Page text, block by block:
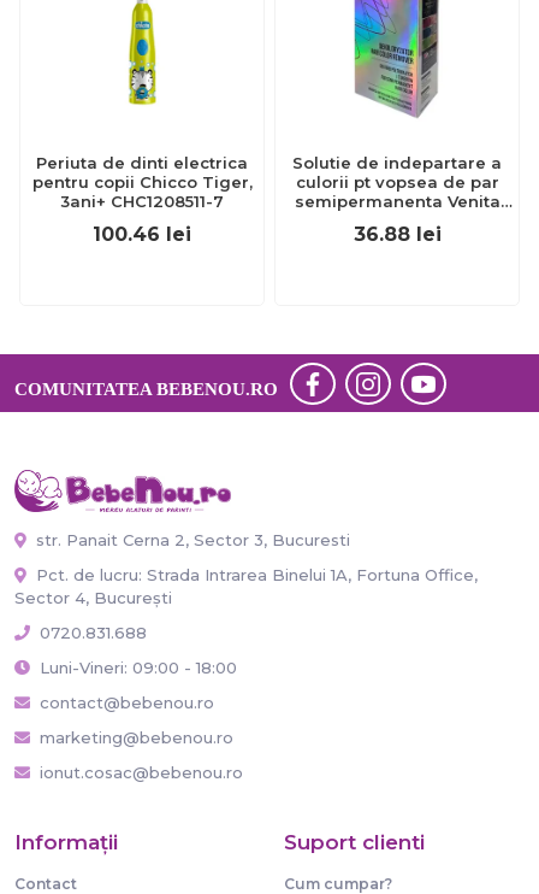
Periuta de dinti electrica
pentru copii Chicco Tiger,
3ani+ CHC1208511-7
100.46 lei
Solutie de indepartare a
culorii pt vopsea de par
semipermanenta Venita
Hair Color Remover, 115ml
15 ml
36.88 lei
COMUNITATEA BEBENOU.RO
str. Panait Cerna 2, Sector 3, Bucuresti
Pct. de lucru: Strada Intrarea Binelui 1A, Fortuna Office,
Sector 4, București
0720.831.688
Luni-Vineri: 09:00 - 18:00
contact@bebenou.ro
marketing@bebenou.ro
ionut.cosac@bebenou.ro
Informaţii
Contact
Suport clienti
Cum cumpar?